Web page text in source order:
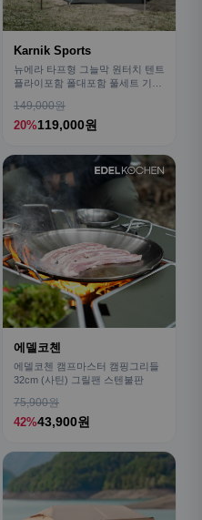
Karnik Sports
뉴에라 타프형 그늘막 원터치 텐트
플라이포함 폴대포함 풀세트 기본
149,000원
20%119,000원
에델코첸
에델코첸 캠프마스터 캠핑그리들
32cm (사틴) 그릴팬 스텐불판
75,900원
42%43,900원